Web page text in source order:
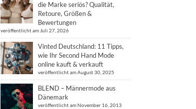
die Marke seriös? Qualität,
Retoure, Größen &
Bewertungen
veröffentlicht am Juli 27, 2026
Vinted Deutschland: 11 Tipps,
wie Ihr Second Hand Mode
online kauft & verkauft
veröffentlicht am August 30, 2025
BLEND – Männermode aus
Dänemark
veröffentlicht am November 16, 2013